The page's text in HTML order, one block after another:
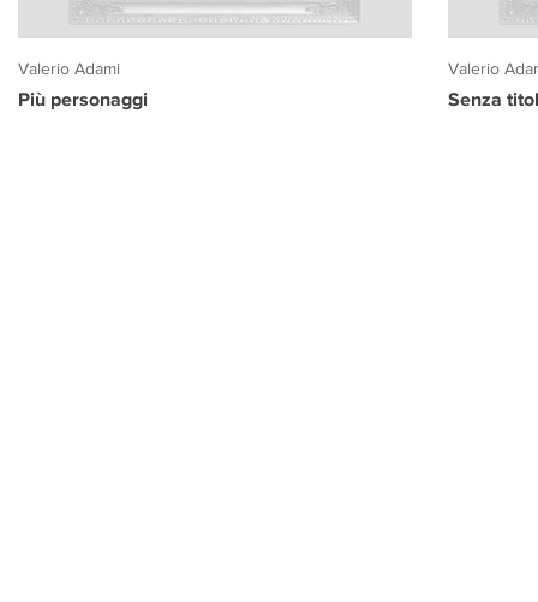
Valerio Adami
Più personaggi
Valerio
Senza